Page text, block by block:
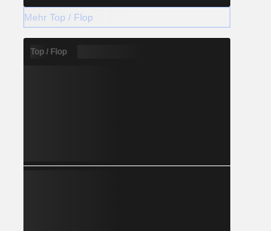
Mehr Top / Flop
Top / Flop